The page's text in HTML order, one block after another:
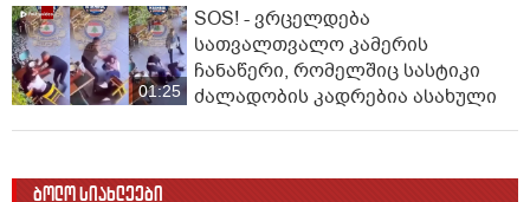
01:25
SOS! - ვრცელდება
სათვალთვალო კამერის
ჩანაწერი, რომელშიც სასტიკი
ძალადობის კადრებია ასახული
ბოლო სიახლეები